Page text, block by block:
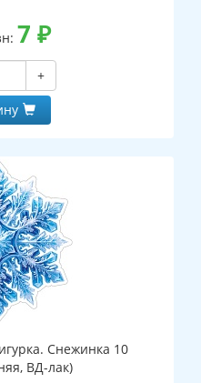
7 ₽
+
Снежинка 10
ВД-лак)